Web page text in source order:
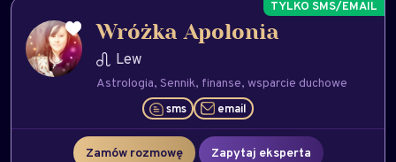
Wróżka Apolonia
Lew
Astrologia Sennik finanse wsparcie duchowe
sms email
Zamów rozmowę Zapytaj eksperta